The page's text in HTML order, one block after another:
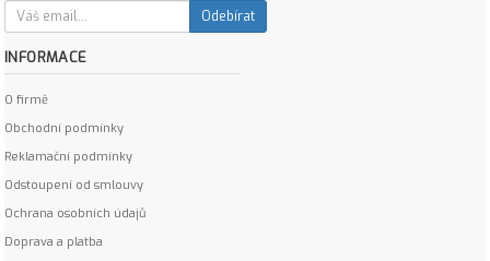
Odebírat
INFORMACE
O firmě
Obchodní podmínky
Reklamační podmínky
Odstoupení od smlouvy
Ochrana osobních údajů
Doprava a platba